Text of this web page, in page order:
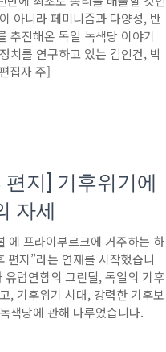
아니라 페미니즘과 다양성, 반
추진해온 독일 녹색당 이야기
치를 연구하고 있는 김인건, 박
집자 주]
편지] 기후위기에
자세
에 프라이부르크에 거주하는 하
편지”라는 연재를 시작했습니
럽연합의 그린딜, 독일의 기후
, 기후위기 시대, 강력한 기후보
색당에 관해 다루었습니다.